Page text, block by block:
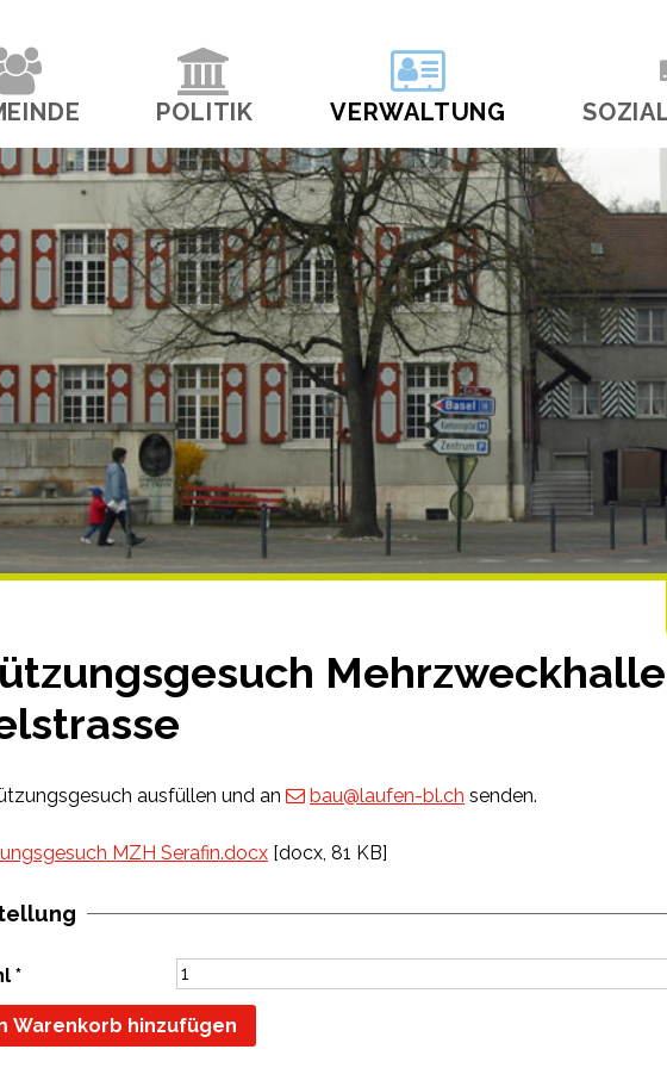
POLITIK VERWALTUNG
Mehrzweckhalle
ausfüllen und an bau@laufen-bl.ch senden.
MZH Serafin.docx [docx, 81 KB]
*
Warenkorb hinzufügen